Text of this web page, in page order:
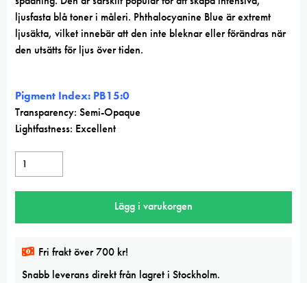
ljusfasta blå toner i måleri. Phthalocyanine Blue är extremt
ljusäkta, vilket innebär att den inte bleknar eller förändras när
den utsätts för ljus över tiden.
Pigment Index: PB15:0
Transparency: Semi-Opaque
Lightfastness: Excellent
Flashe
Phthalocyanine
blue
125
mängd
Lägg i varukorgen
Fri frakt över 700 kr!
Snabb leverans direkt från lagret i Stockholm.